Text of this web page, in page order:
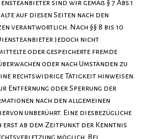
sind wir gemäß § 7 Abs.1
auf diesen Seiten nach den
verantwortlich. Nach §§ 8 bis 10
jedoch nicht
oder gespeicherte fremde
oder nach Umständen zu
rechtswidrige Tätigkeit hinweisen.
Entfernung oder Sperrung der
nach den allgemeinen
unberührt. Eine diesbezügliche
ab dem Zeitpunkt der Kenntnis
möglich. Bei